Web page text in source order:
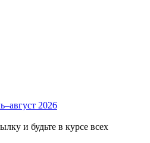
2026
и будьте в курсе всех